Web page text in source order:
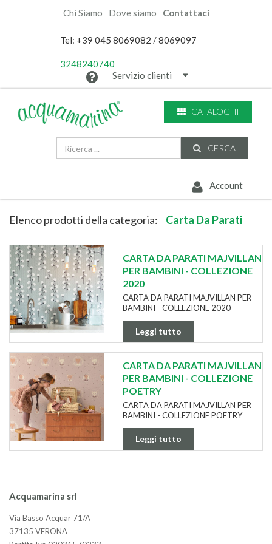
Chi Siamo Dove siamo Contattaci
Tel: +39 045 8069082 / 8069097
3248240740
Servizio clienti
CATALOGHI
CERCA
Account
Elenco prodotti della categoria: Carta Da Parati
CARTA DA PARATI MAJVILLAN
PER BAMBINI - COLLEZIONE
2020
CARTA DA PARATI MAJVILLAN PER
BAMBINI - COLLEZIONE 2020
Leggi tutto
CARTA DA PARATI MAJVILLAN
PER BAMBINI - COLLEZIONE
POETRY
CARTA DA PARATI MAJVILLAN PER
BAMBINI - COLLEZIONE POETRY
Leggi tutto
Acquamarina srl
Via Basso Acquar 71/A
37135 VERONA